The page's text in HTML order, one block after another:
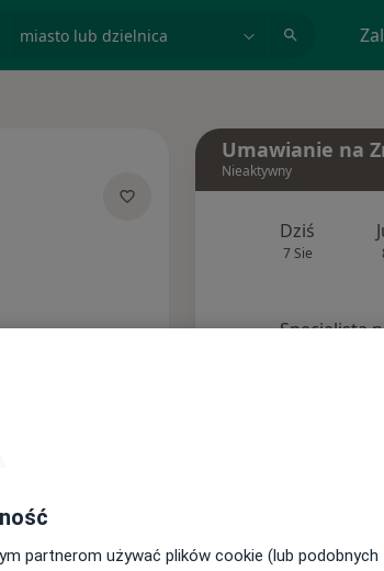
Umawianie na
Nieaktywny
Dziś
7 Sie
Specjalista
partnerom używać plików cookie (lub podobnych